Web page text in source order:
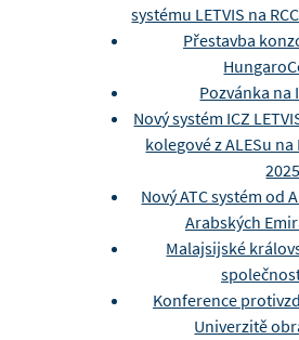
systému LETVIS na
Přestavba
Pozvánka na
Nový systém ICZ
kolegové z ALESu
2025
Nový ATC systém od
Arabských
Malajsijské
Konference
Univerzitě